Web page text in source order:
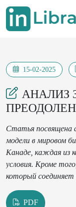
15-02-2025
АНАЛИЗ
Статья посвящена
модели в мировом
Канаде, каждая из
условия. Кроме
который соединяет
PDF